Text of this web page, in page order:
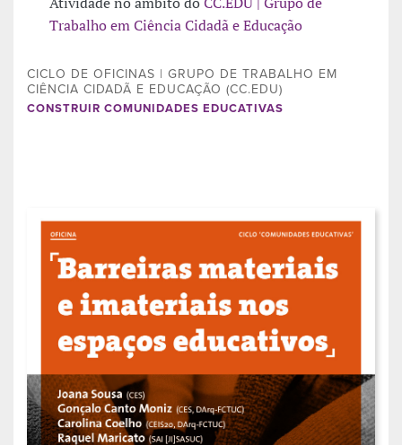
Trabalho em Ciência Cidadã e Educação
CICLO DE OFICINAS | GRUPO DE TRABALHO EM
CIÊNCIA CIDADÃ E EDUCAÇÃO (CC.EDU)
CONSTRUIR COMUNIDADES EDUCATIVAS